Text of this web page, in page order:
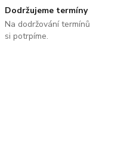
Dodržujeme termíny
Na dodržování termínů
si potrpíme.